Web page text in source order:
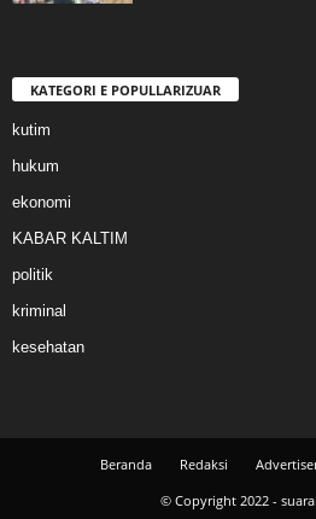
KATEGORI E POPULLARIZUAR
kutim
hukum
ekonomi
KABAR KALTIM
politik
kriminal
kesehatan
Beranda Redaksi
© Copyright 2022 -